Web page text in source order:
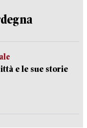
e le sue storie